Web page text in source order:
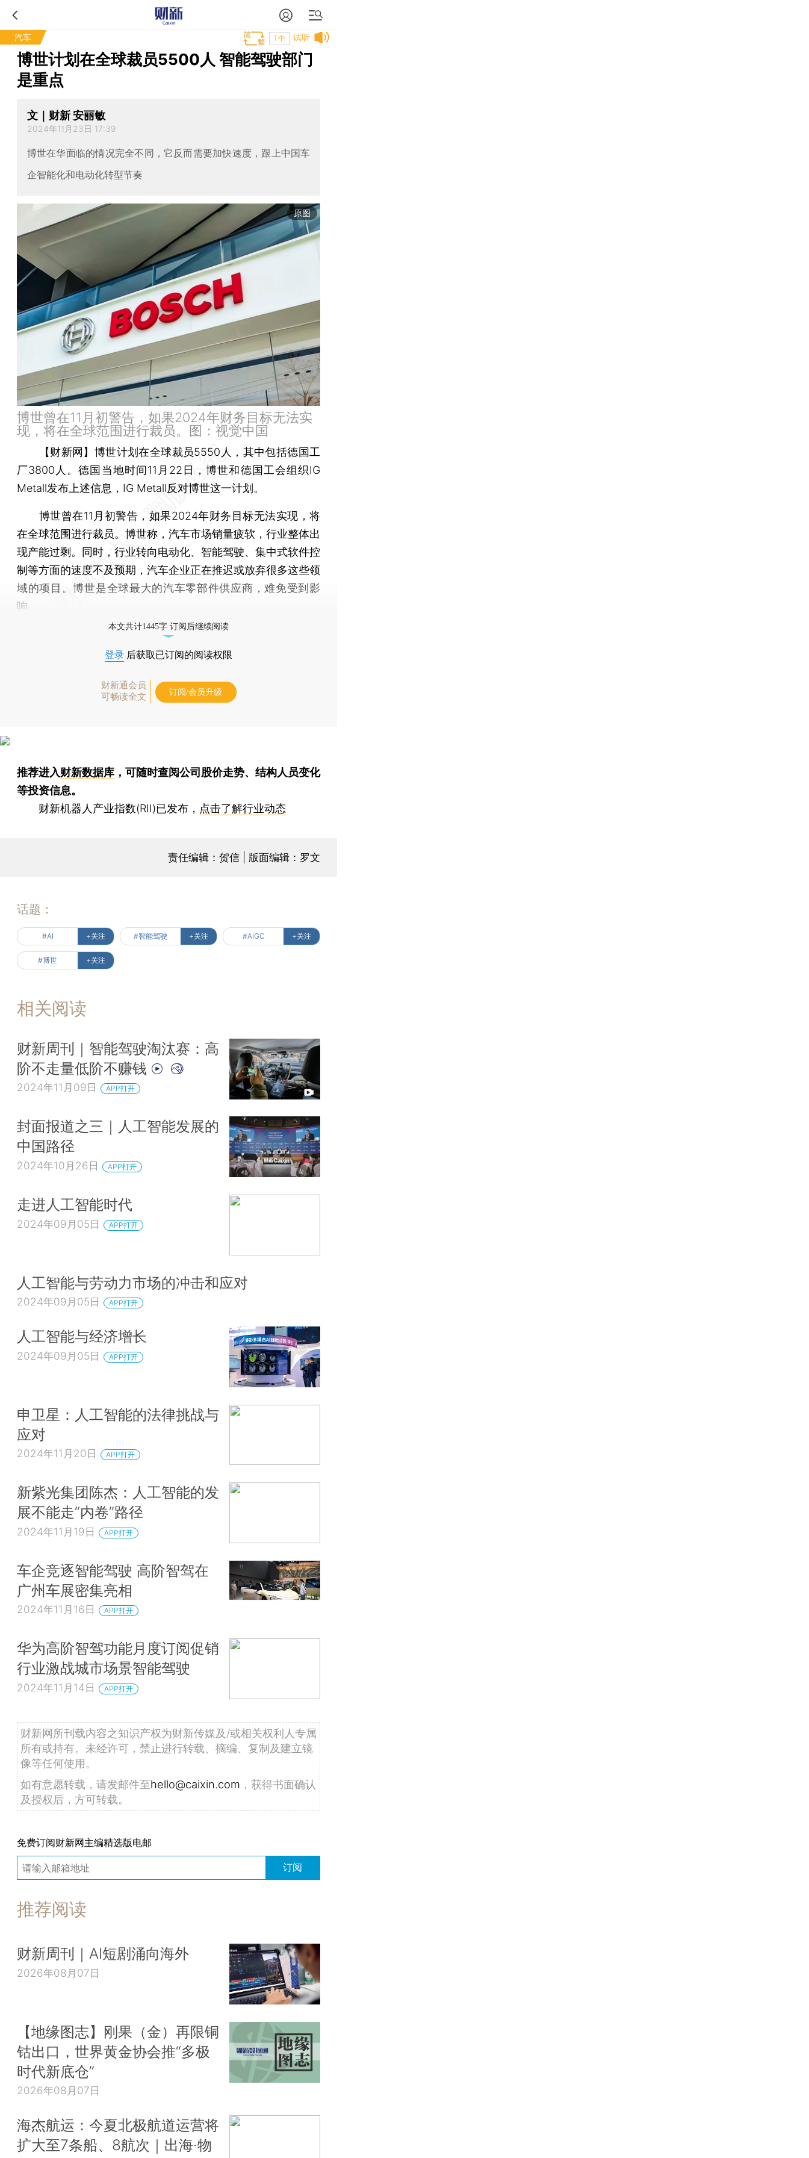
汽车 试听
T中
博世计划在全球裁员5500人 智能驾驶部门
是重点
文｜财新 安丽敏
2024年11月23日 17:39
博世在华面临的情况完全不同，它反而需要加快速度，跟上中国车
企智能化和电动化转型节奏
原图
博世曾在11月初警告，如果2024年财务目标无法实
现，将在全球范围进行裁员。图：视觉中国
【财新网】 博世计划在全球裁员5550人，其中包括德国工
厂3800人。德国当地时间11月22日，博世和德国工会组织IG
Metall发布上述信息，IG Metall反对博世这一计划。
博世曾在11月初警告，如果2024年财务目标无法实现，将
在全球范围进行裁员。博世称，汽车市场销量疲软，行业整体出
现产能过剩。同时，行业转向电动化、智能驾驶、集中式软件控
制等方面的速度不及预期，汽车企业正在推迟或放弃很多这些领
域的项目。博世是全球最大的汽车零部件供应商，难免受到影
响。
本文共计1445字 订阅后继续阅读
登录 后获取已订阅的阅读权限
财新通会员
可畅读全文
订阅/会员升级
推荐进入财新数据库 ，可随时查阅公司股价走势、结构人员变化
等投资信息。
财新机器人产业指数(RII)已发布， 点击了解行业动态
责任编辑：贺信 | 版面编辑：罗文
话题：
#AI +关注 #智能驾驶 +关注 #AIGC +关注
#博世 +关注
相关阅读
财新周刊｜智能驾驶淘汰赛：高
阶不走量低阶不赚钱
2024年11月09日 APP打开
封面报道之三｜人工智能发展的
中国路径
2024年10月26日 APP打开
走进人工智能时代
2024年09月05日 APP打开
人工智能与劳动力市场的冲击和应对
2024年09月05日 APP打开
人工智能与经济增长
2024年09月05日 APP打开
申卫星：人工智能的法律挑战与
应对
2024年11月20日 APP打开
新紫光集团陈杰：人工智能的发
展不能走“内卷”路径
2024年11月19日 APP打开
车企竞逐智能驾驶 高阶智驾在
广州车展密集亮相
2024年11月16日 APP打开
华为高阶智驾功能月度订阅促销
行业激战城市场景智能驾驶
2024年11月14日 APP打开
财新网所刊载内容之知识产权为财新传媒及/或相关权利人专属
所有或持有。未经许可，禁止进行转载、摘编、复制及建立镜
像等任何使用。
如有意愿转载，请发邮件至hello@caixin.com ，获得书面确认
及授权后，方可转载。
免费订阅财新网主编精选版电邮
订阅
推荐阅读
财新周刊｜AI短剧涌向海外
2026年08月07日
【地缘图志】刚果（金）再限铜
钴出口，世界黄金协会推“多极
时代新底仓”
2026年08月07日
海杰航运：今夏北极航道运营将
扩大至7条船、8航次｜出海·物